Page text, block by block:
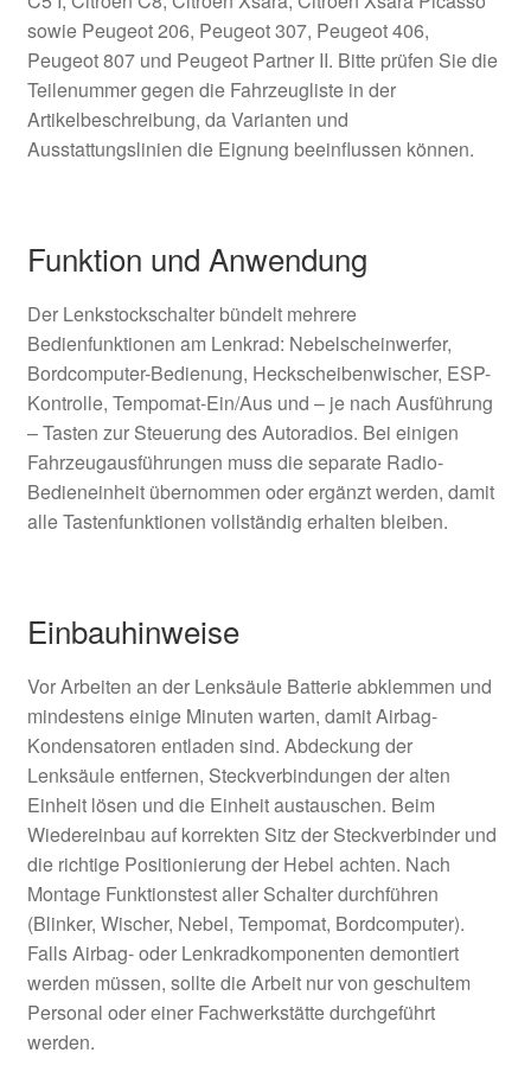
sowie Peugeot 206, Peugeot 307, Peugeot 406,
Peugeot 807 und Peugeot Partner II. Bitte prüfen Sie die
Teilenummer gegen die Fahrzeugliste in der
Artikelbeschreibung, da Varianten und
Ausstattungslinien die Eignung beeinflussen können.
Funktion und Anwendung
Der Lenkstockschalter bündelt mehrere
Bedienfunktionen am Lenkrad: Nebelscheinwerfer,
Bordcomputer-Bedienung, Heckscheibenwischer, ESP-
Kontrolle, Tempomat-Ein/Aus und – je nach Ausführung
– Tasten zur Steuerung des Autoradios. Bei einigen
Fahrzeugausführungen muss die separate Radio-
Bedieneinheit übernommen oder ergänzt werden, damit
alle Tastenfunktionen vollständig erhalten bleiben.
Einbauhinweise
Vor Arbeiten an der Lenksäule Batterie abklemmen und
mindestens einige Minuten warten, damit Airbag-
Kondensatoren entladen sind. Abdeckung der
Lenksäule entfernen, Steckverbindungen der alten
Einheit lösen und die Einheit austauschen. Beim
Wiedereinbau auf korrekten Sitz der Steckverbinder und
die richtige Positionierung der Hebel achten. Nach
Montage Funktionstest aller Schalter durchführen
(Blinker, Wischer, Nebel, Tempomat, Bordcomputer).
Falls Airbag- oder Lenkradkomponenten demontiert
werden müssen, sollte die Arbeit nur von geschultem
Personal oder einer Fachwerkstätte durchgeführt
werden.